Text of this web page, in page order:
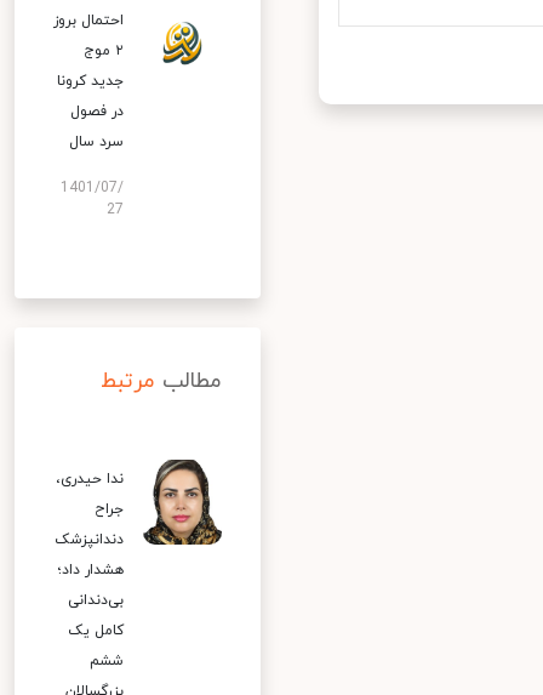
احتمال بروز
۲ موج
جدید کرونا
در فصول
سرد سال
1401/07/
27
مطالب مرتبط
ندا حیدری،
جراح
دندانپزشک
هشدار داد؛
بی‌دندانی
کامل یک
ششم